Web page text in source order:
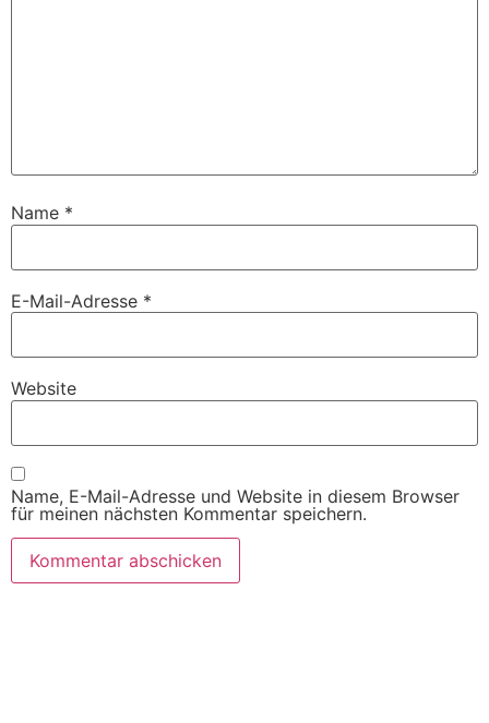
Name *
E-Mail-Adresse *
Website
Name, E-Mail-Adresse und Website in diesem Browser
für meinen nächsten Kommentar speichern.